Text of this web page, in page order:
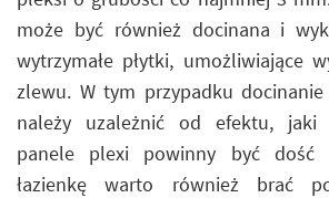
może być również docinana i
wytrzymałe płytki, umożliwiające
zlewu. W tym przypadku
należy uzależnić od efektu, jaki
panele plexi powinny być dość
łazienkę warto również brać